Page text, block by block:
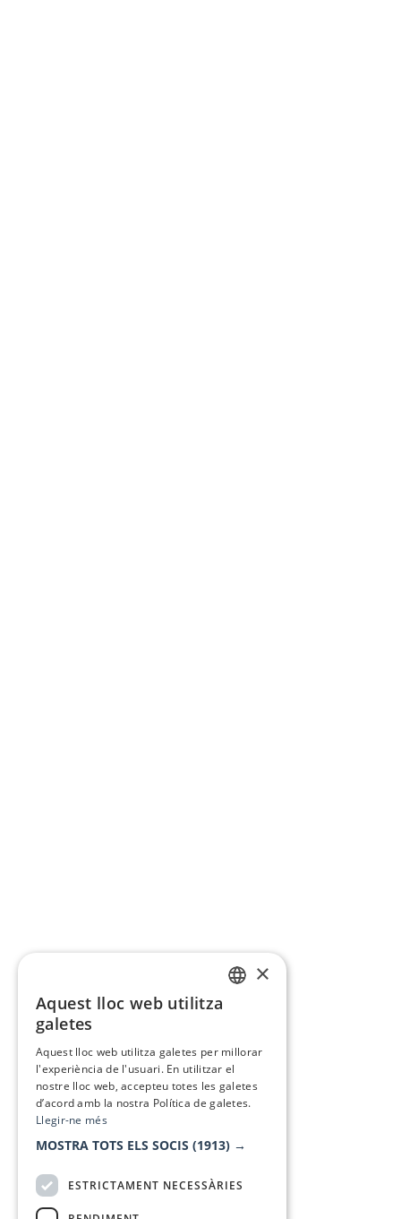
×
Aquest lloc web utilitza
galetes
Aquest lloc web utilitza galetes per millorar
l'experiència de l'usuari. En utilitzar el
nostre lloc web, accepteu totes les galetes
d’acord amb la nostra Política de galetes.
Llegir-ne més
MOSTRA TOTS ELS SOCIS (1913) →
ESTRICTAMENT NECESSÀRIES